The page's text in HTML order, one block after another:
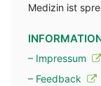
Medizin ist
– Impressum
– Feedback